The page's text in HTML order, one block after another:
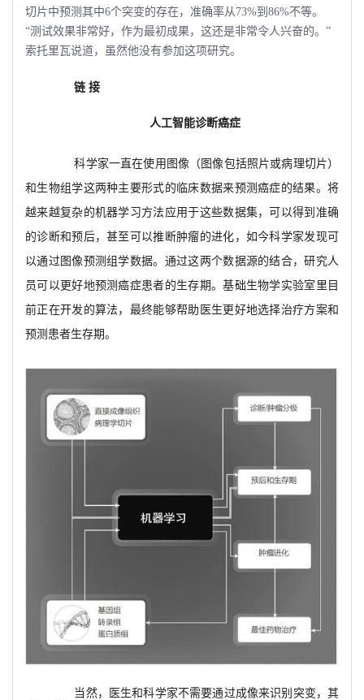
切片中预测其中6个突变的存在，准确率从73%到86%不等。
“测试效果非常好，作为最初成果，这还是非常令人兴奋的。”
索托里瓦说道，虽然他没有参加这项研究。
链 接
人工智能诊断癌症
科学家一直在使用图像（图像包括照片或病理切片）
和生物组学这两种主要形式的临床数据来预测癌症的结果。将
越来越复杂的机器学习方法应用于这些数据集，可以得到准确
的诊断和预后，甚至可以推断肿瘤的进化，如今科学家发现可
以通过图像预测组学数据。通过这两个数据源的结合，研究人
员可以更好地预测癌症患者的生存期。基础生物学实验室里目
前正在开发的算法，最终能够帮助医生更好地选择治疗方案和
预测患者生存期。
当然，医生和科学家不需要通过成像来识别突变，其